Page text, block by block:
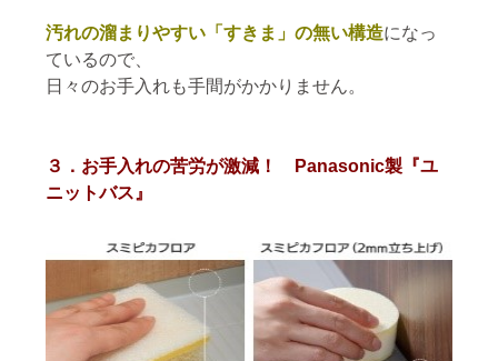
汚れの溜まりやすい「すきま」の無い構造になっ
ているので、
日々のお手入れも手間がかかりません。
３．お手入れの苦労が激減！ Panasonic製『ユ
ニットバス』